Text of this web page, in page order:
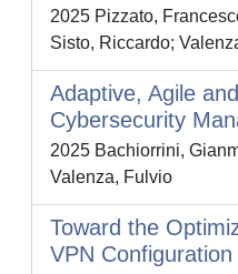
2025 Pizzato,
Sisto, Riccardo;
Adaptive, Agile
Cybersecurity
2025 Bachiorrini,
Valenza, Fulvio
Toward the
VPN Configuration